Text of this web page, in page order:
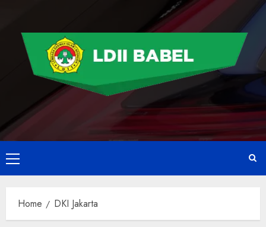
Home DKI Jakarta